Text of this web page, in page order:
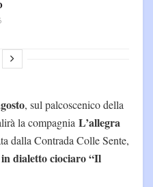
, sul palcoscenico della
la compagnia L’allegra
dalla Contrada Colle Sente,
dialetto ciociaro “Il